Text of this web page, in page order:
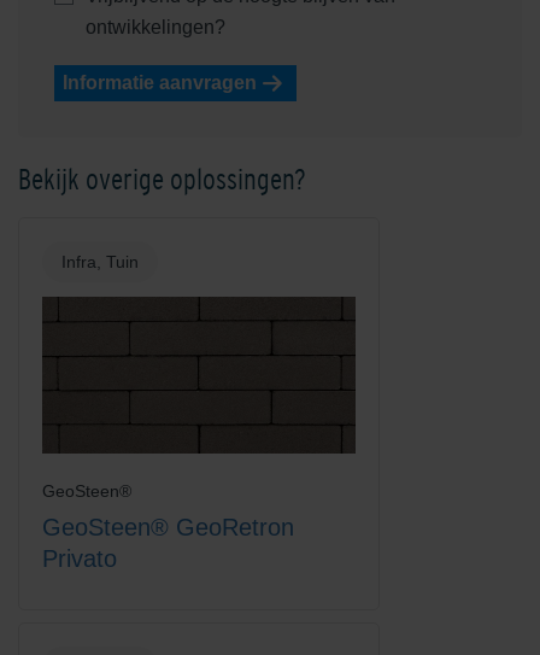
ontwikkelingen?
Informatie aanvragen
Bekijk overige oplossingen?
Infra, Tuin
GeoSteen®
GeoSteen® GeoRetron
Privato